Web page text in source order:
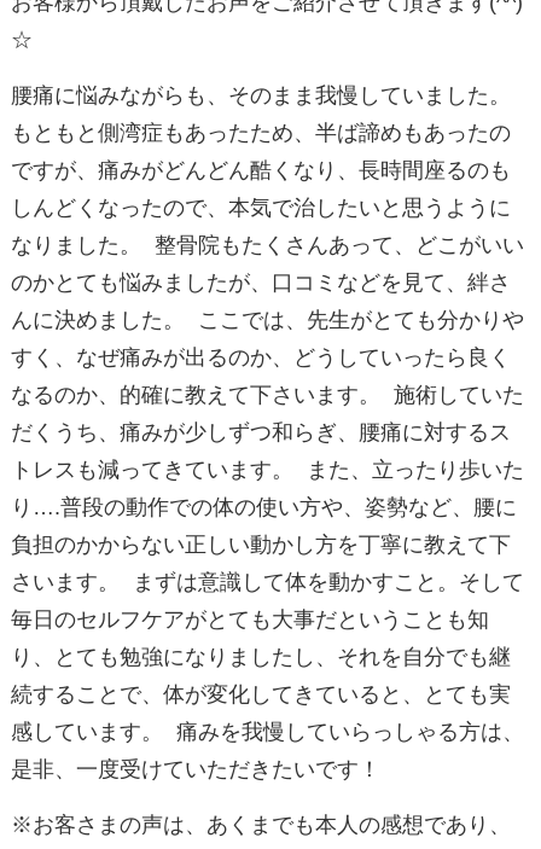
☆
腰痛に悩みながらも、そのまま我慢していました。
もともと側湾症もあったため、半ば諦めもあったの
ですが、痛みがどんどん酷くなり、長時間座るのも
しんどくなったので、本気で治したいと思うように
なりました。 整骨院もたくさんあって、どこがいい
のかとても悩みましたが、口コミなどを見て、絆さ
んに決めました。 ここでは、先生がとても分かりや
すく、なぜ痛みが出るのか、どうしていったら良く
なるのか、的確に教えて下さいます。 施術していた
だくうち、痛みが少しずつ和らぎ、腰痛に対するス
トレスも減ってきています。 また、立ったり歩いた
り….普段の動作での体の使い方や、姿勢など、腰に
負担のかからない正しい動かし方を丁寧に教えて下
さいます。 まずは意識して体を動かすこと。そして
毎日のセルフケアがとても大事だということも知
り、とても勉強になりましたし、それを自分でも継
続することで、体が変化してきていると、とても実
感しています。 痛みを我慢していらっしゃる方は、
是非、一度受けていただきたいです！
※お客さまの声は、あくまでも本人の感想であり、